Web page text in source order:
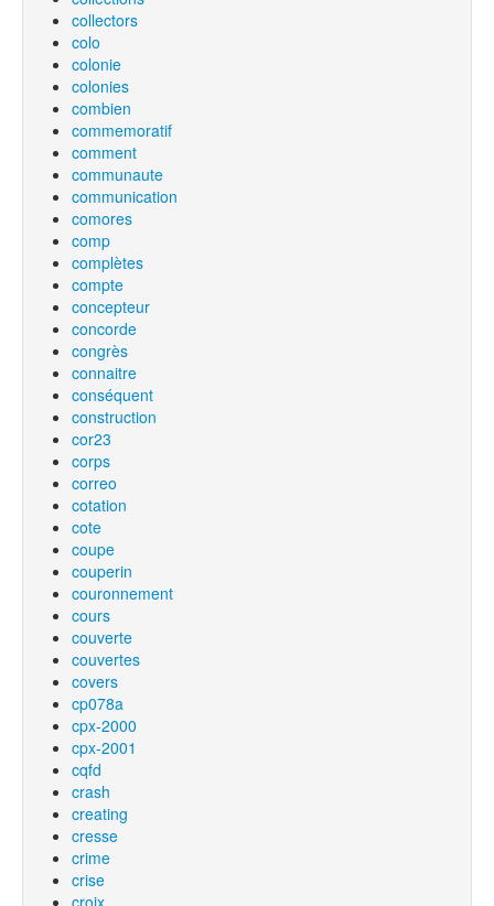
collectors
colo
colonie
colonies
combien
commemoratif
comment
communaute
communication
comores
comp
complètes
compte
concepteur
concorde
congrès
connaitre
conséquent
construction
cor23
corps
correo
cotation
cote
coupe
couperin
couronnement
cours
couverte
couvertes
covers
cp078a
cpx-2000
cpx-2001
cqfd
crash
creating
cresse
crime
crise